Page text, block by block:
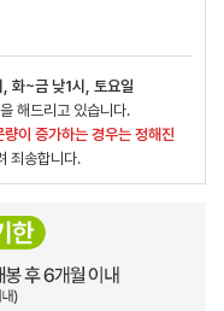
화~금 낮1시, 토요일
해드리고 있습니다.
이 증가하는 경우는 정해진
죄송합니다.